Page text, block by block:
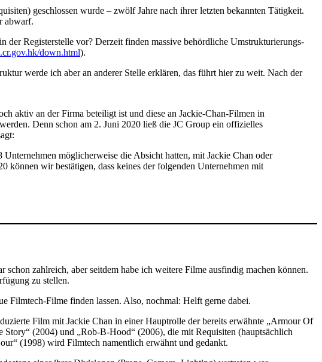
geschlossen wurde – zwölf Jahre nach ihrer letzten bekannten Tätigkeit.
abwarf.
der Registerstelle vor? Derzeit finden massive behördliche Umstrukturierungs-
down.html).
werde ich aber an anderer Stelle erklären, das führt hier zu weit. Nach der
aktiv an der Firma beteiligt ist und diese an Jackie-Chan-Filmen in
Denn schon am 2. Juni 2020 ließ die JC Group ein offizielles
möglicherweise die Absicht hatten, mit Jackie Chan oder
können wir bestätigen, dass keines der folgenden Unternehmen mit
zahlreich, aber seitdem habe ich weitere Filme ausfindig machen können.
zu stellen.
Filmtech-Filme finden lassen. Also, nochmal: Helft gerne dabei.
Film mit Jackie Chan in einer Hauptrolle der bereits erwähnte „Armour Of
(2004) und „Rob-B-Hood“ (2006), die mit Requisiten (hauptsächlich
(1998) wird Filmtech namentlich erwähnt und gedankt.